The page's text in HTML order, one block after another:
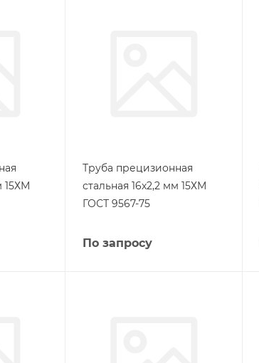
15ХМ
Труба прецизионная
стальная 16х2,2 мм 15ХМ
ГОСТ 9567-75
По запросу